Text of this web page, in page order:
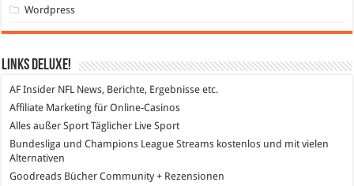
Wordpress
Links DeLuXe!
AF Insider NFL News, Berichte, Ergebnisse etc.
Affiliate Marketing für Online-Casinos
Alles außer Sport Täglicher Live Sport
Bundesliga und Champions League Streams kostenlos und mit vielen
Alternativen
Goodreads Bücher Community + Rezensionen